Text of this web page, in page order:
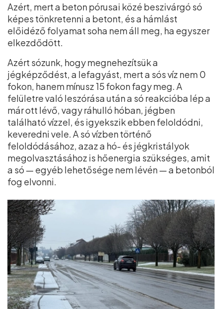
Azért, mert a beton pórusai közé beszivárgó só
képes tönkretenni a betont, és a hámlást
előidéző folyamat soha nem áll meg, ha egyszer
elkezdődött.
Azért sózunk, hogy megnehezítsük a
jégképződést, a lefagyást, mert a sós víz nem 0
fokon, hanem mínusz 15 fokon fagy meg. A
felületre való leszórása után a só reakcióba lép a
már ott lévő, vagy ráhulló hóban, jégben
található vízzel, és igyekszik ebben feloldódni,
keveredni vele. A só vízben történő
feloldódásához, azaz a hó- és jégkristályok
megolvasztásához is hőenergia szükséges, amit
a só — egyéb lehetősége nem lévén — a betonból
fog elvonni.